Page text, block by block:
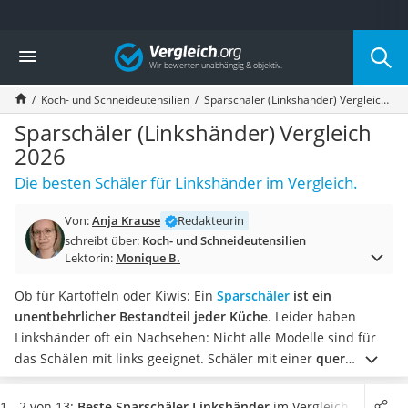
Die beliebtesten Vergleiche nach Kategorie
Haushalt
Wassersprudler
Zentralstaubsauger
Brotbackautomat
Wischroboter
Wäschespinne
Industriestaubsauger
Akku-Staubsauger
Eierkocher
AEG-Waschmaschine
Saug-Wisch-Roboter
Handstaubsauger
Milchaufschäumer
Kondenstrockner
Reiskocher
Vergleich
Koch- und Schneideutensilien Sparschäler (Linkshänder) Vergleich 2026
Sparschäler (Linkshänder) Vergleich
2026
Die besten Schäler für Linkshänder im Vergleich.
Von:Anja Krause
Redakteurin
schreibt über: Koch- und Schneideutensilien
Lektorin: Monique B.
Ob für Kartoffeln oder Kiwis: Ein Sparschäler ist ein
unentbehrlicher Bestandteil jeder Küche. Leider haben
Linkshänder oft ein Nachsehen: Nicht alle Modelle sind für
das Schälen mit links geeignet. Schäler mit einer quer
liegenden Klinge eignen sich besonders gut für Linkshänder,
so führen zahlreiche Tests im Internet auf. Wählen Sie jetzt